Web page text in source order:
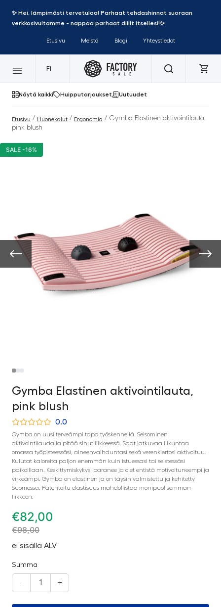
✨ Hei, lämpimästi tervetuloa! Parhaat tehdashinnat suoraan
verkkosivultamme - nappaa parhaat diilit itsellesi!✨
Etusivu Meistä Blogi Yhteystiedot
FI
Näytä kaikki Huipputarjoukset Uutuudet
Etusivu / Huonekalut / Ergonomia / Gymba Elastinen aktivointilauta,
pink blush
SALE -16%
Gymba Elastinen aktivointilauta,
pink blush
0.0
Gymba on uusi terveämpi tapa työskennellä. Seisominen
aktivointilaudalla pitää sinut liikkeessä. Saat jatkuvaa liikuntaa
omassa työpisteessäsi, aineenvaihduntasi sekä verenkiertosi aktivoituu.
Kulutat kaloreita paljon enemmän kuin istuessasi tai seistessäsi
paikoillaan. Keskittymiskykysi paranee ja olet entistä motivoituneempi ja
virkeämpi. Gymba on elastinen ja on täysin valmistettu ja kehitetty
Suomessa. Patentoitu elastisuus mahdollistaa monipuolisemman
liikkeen.
€82,00
€98,00
ei sisällä ALV
Summa
- +